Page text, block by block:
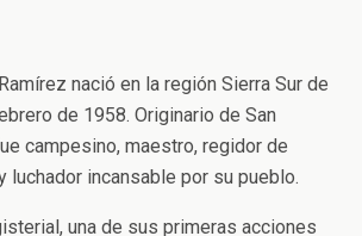
nació en la región Sierra Sur de
de 1958. Originario de San
campesino, maestro, regidor de
luchador incansable por su pueblo.
una de sus primeras acciones